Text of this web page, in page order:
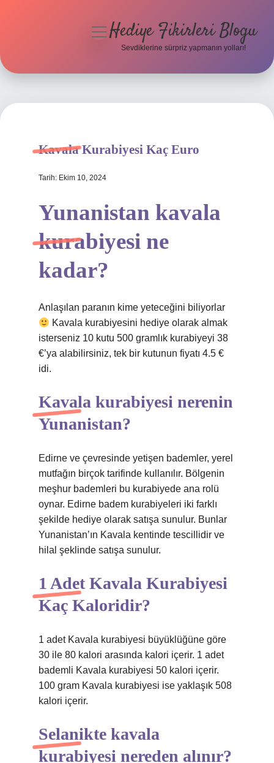
Hakkımızda
menüyüHediye Fikirleri Blogu
Sevdiklerine sürpriz yapmanın yolları!
Kavala Kurabiyesi Kaç Euro
Tarih: Ekim 10, 2024
Yunanistan kavala
kurabiyesi ne
kadar?
Anlaşılan paranın kime yeteceğini biliyorlar
Kavala kurabiyesini hediye olarak almak
isterseniz 10 kutu 500 gramlık kurabiyeyi 38
€’ya alabilirsiniz, tek bir kutunun fiyatı 4.5 €
idi.
Kavala kurabiyesi nerenin
Yunanistan?
Edirne ve çevresinde yetişen bademler, yerel
mutfağın birçok tarifinde kullanılır. Bölgenin
meşhur bademleri bu kurabiyede ana rolü
oynar. Edirne badem kurabiyeleri iki farklı
şekilde hediye olarak satışa sunulur. Bunlar
Yunanistan’ın Kavala kentinde tescillidir ve
hilal şeklinde satışa sunulur.
1 Adet Kavala Kurabiyesi
Kaç Kaloridir?
1 adet Kavala kurabiyesi büyüklüğüne göre
30 ile 80 kalori arasında kalori içerir. 1 adet
bademli Kavala kurabiyesi 50 kalori içerir.
100 gram Kavala kurabiyesi ise yaklaşık 508
kalori içerir.
Selanikte kavala
kurabiyesi nereden alınır?